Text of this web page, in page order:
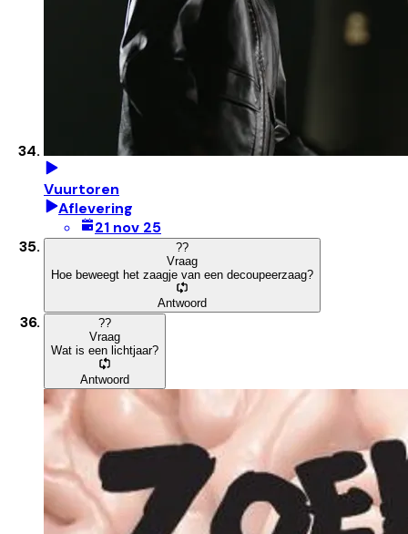
Vuurtoren
Aflevering
21 nov 25
??
Vraag
Hoe beweegt het zaagje van een decoupeerzaag?
Antwoord
??
Vraag
Wat is een lichtjaar?
Antwoord